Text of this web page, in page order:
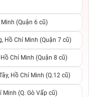
(Quận 6 cũ)
Hồ Chí Minh (Quận 7 cũ)
Chí Minh (Quận 8 cũ)
Hồ Chí Minh (Q.12 cũ)
Minh (Q. Gò Vấp cũ)